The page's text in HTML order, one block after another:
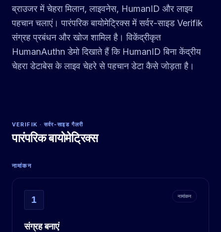
ब्राउजर में चेहरा मिलान, लाइवनेस, HumanID और लाइव
पहचान चलाएं। पारंपरिक बायोमेट्रिक्स में सर्वर-साइड Verifik
संग्रह प्रबंधन और खोज शामिल है। विकेंद्रीकृत
HumanAuthn डेमो दिखाते हैं कि HumanID बिना केंद्रीय
चेहरा डेटाबेस के लाइव चेहरे से पहचान डेटा कैसे जोड़ता है।
VERIFIK · सर्वर-साइड गैलरी
पारंपरिक बायोमेट्रिक्स
नामांकन
1 नामांकन
संग्रह बनाएं